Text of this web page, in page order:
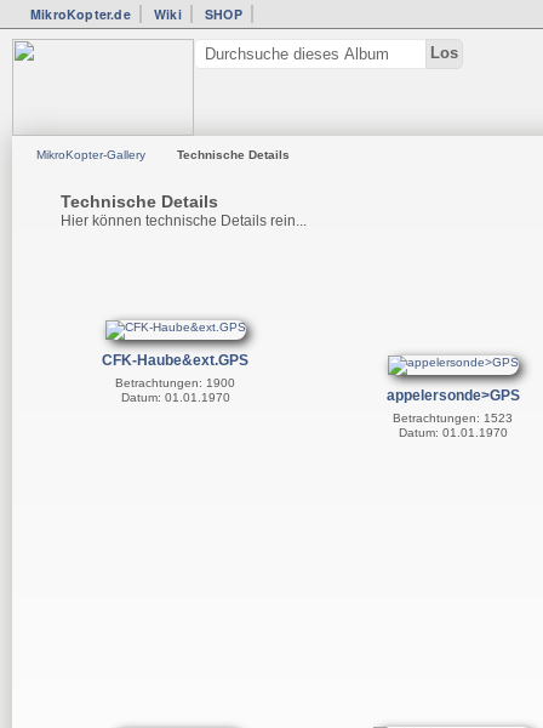
MikroKopter.de Wiki SHOP
MikroKopter-Gallery Technische Details
Technische Details
Hier können technische Details rein...
CFK-Haube&ext.GPS
Betrachtungen: 1900
Datum: 01.01.1970
appelersonde>GPS
Betrachtungen: 1523
Datum: 01.01.1970